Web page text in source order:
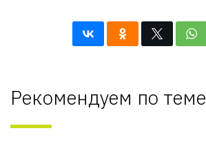
Рекомендуем по теме